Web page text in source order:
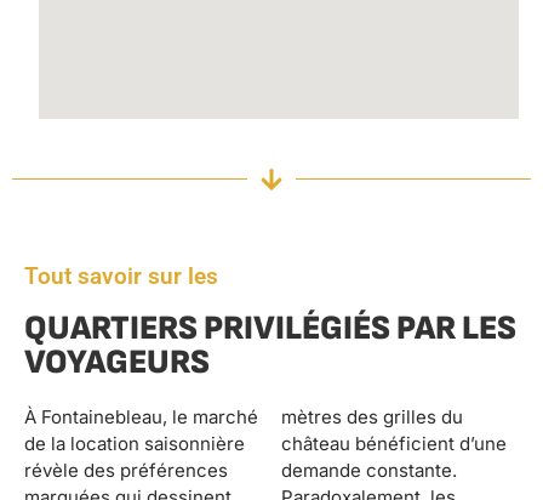
Tout savoir sur les
QUARTIERS PRIVILÉGIÉS PAR LES
VOYAGEURS
À Fontainebleau, le marché
de la location saisonnière
révèle des préférences
mètres des grilles du
château bénéficient d’une
demande constante.